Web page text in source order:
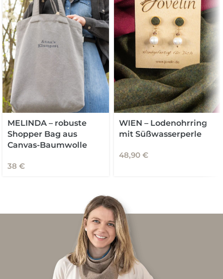
MELINDA – robuste
Shopper Bag aus
Canvas-Baumwolle
38 €
WIEN – Lodenohrring
mit Süßwasserperle
48,90 €